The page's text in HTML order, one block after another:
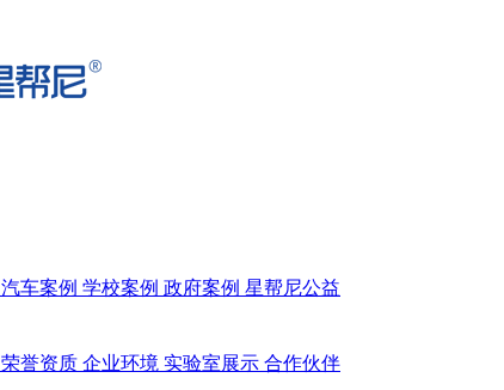
汽车案例 学校案例 政府案例 星帮尼公益
荣誉资质 企业环境 实验室展示 合作伙伴